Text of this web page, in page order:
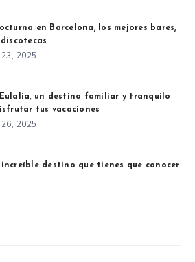
en Barcelona, los mejores bares,
2025
un destino familiar y tranquilo
tus vacaciones
26, 2025
destino que tienes que conocer